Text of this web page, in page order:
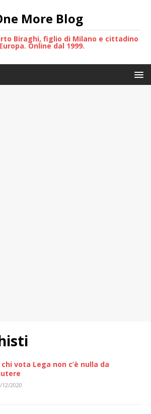
More Blog
Biraghi, figlio di Milano e cittadino
Online dal 1999.
chi vota Lega non c’è nulla da
12/2020